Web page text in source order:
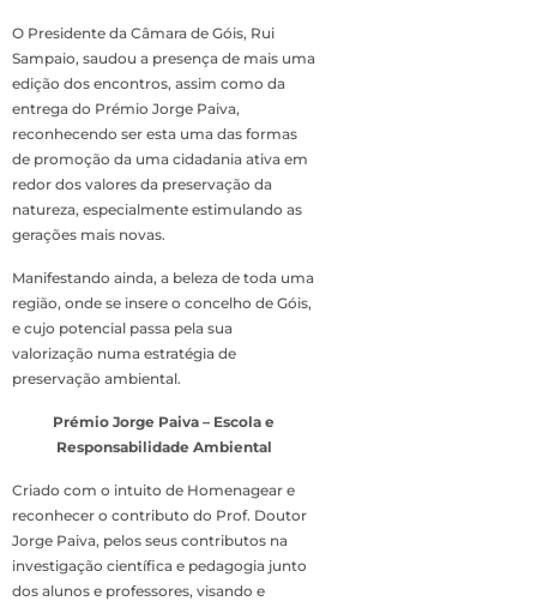
O Presidente da Câmara de Góis, Rui
Sampaio, saudou a presença de mais uma
edição dos encontros, assim como da
entrega do Prémio Jorge Paiva,
reconhecendo ser esta uma das formas
de promoção da uma cidadania ativa em
redor dos valores da preservação da
natureza, especialmente estimulando as
gerações mais novas.
Manifestando ainda, a beleza de toda uma
região, onde se insere o concelho de Góis,
e cujo potencial passa pela sua
valorização numa estratégia de
preservação ambiental.
Prémio Jorge Paiva – Escola e
Responsabilidade Ambiental
Criado com o intuito de Homenagear e
reconhecer o contributo do Prof. Doutor
Jorge Paiva, pelos seus contributos na
investigação científica e pedagogia junto
dos alunos e professores, visando e